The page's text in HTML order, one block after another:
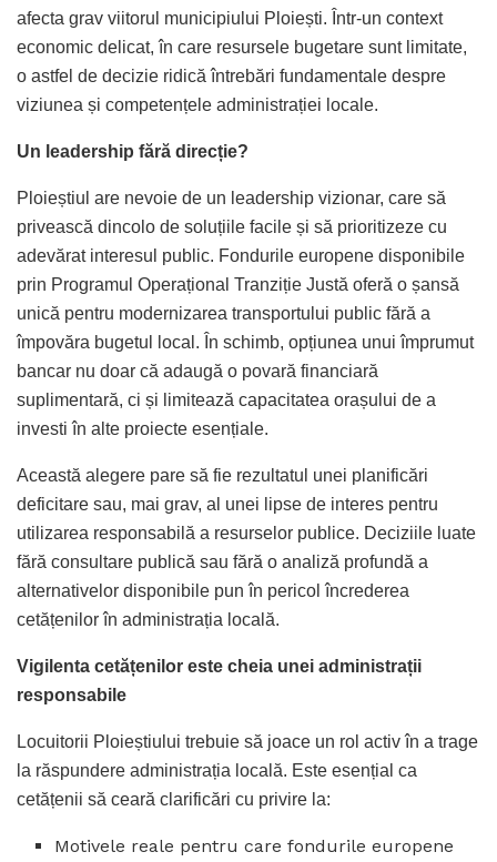
afecta grav viitorul municipiului Ploiești. Într-un context
economic delicat, în care resursele bugetare sunt limitate,
o astfel de decizie ridică întrebări fundamentale despre
viziunea și competențele administrației locale.
Un leadership fără direcție?
Ploieștiul are nevoie de un leadership vizionar, care să
privească dincolo de soluțiile facile și să prioritizeze cu
adevărat interesul public. Fondurile europene disponibile
prin Programul Operațional Tranziție Justă oferă o șansă
unică pentru modernizarea transportului public fără a
împovăra bugetul local. În schimb, opțiunea unui împrumut
bancar nu doar că adaugă o povară financiară
suplimentară, ci și limitează capacitatea orașului de a
investi în alte proiecte esențiale.
Această alegere pare să fie rezultatul unei planificări
deficitare sau, mai grav, al unei lipse de interes pentru
utilizarea responsabilă a resurselor publice. Deciziile luate
fără consultare publică sau fără o analiză profundă a
alternativelor disponibile pun în pericol încrederea
cetățenilor în administrația locală.
Vigilenta cetățenilor este cheia unei administrații
responsabile
Locuitorii Ploieștiului trebuie să joace un rol activ în a trage
la răspundere administrația locală. Este esențial ca
cetățenii să ceară clarificări cu privire la:
Motivele reale pentru care fondurile europene